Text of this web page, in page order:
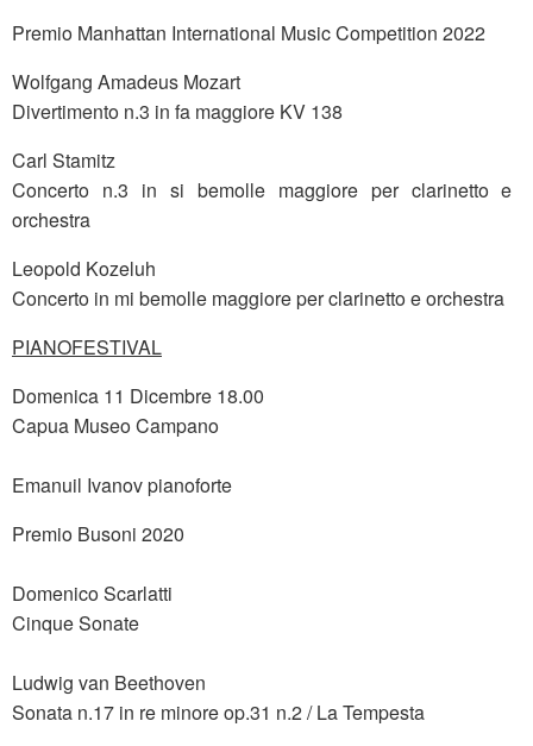
Premio Manhattan International Music Competition 2022
Wolfgang Amadeus Mozart
Divertimento n.3 in fa maggiore KV 138
Carl Stamitz
Concerto n.3 in si bemolle maggiore per clarinetto e
orchestra
Leopold Kozeluh
Concerto in mi bemolle maggiore per clarinetto e orchestra
PIANOFESTIVAL
Domenica 11 Dicembre 18.00
Capua Museo Campano
Emanuil Ivanov pianoforte
Premio Busoni 2020
Domenico Scarlatti
Cinque Sonate
Ludwig van Beethoven
Sonata n.17 in re minore op.31 n.2 / La Tempesta